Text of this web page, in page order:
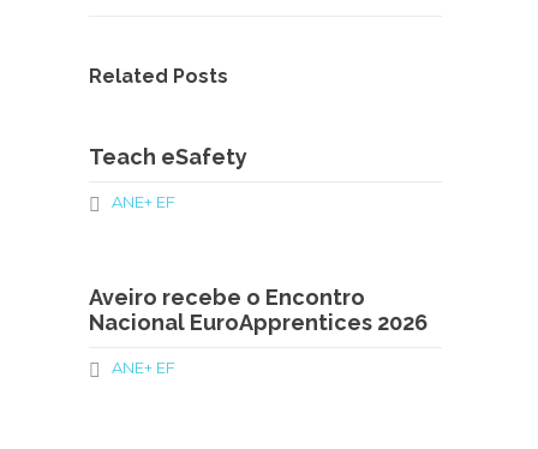
Related Posts
Teach eSafety
ANE+ EF
Aveiro recebe o Encontro
Nacional EuroApprentices 2026
ANE+ EF